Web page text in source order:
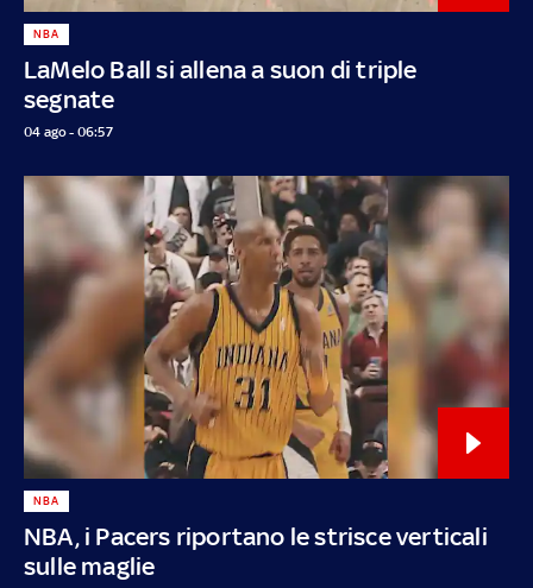
LaMelo Ball si allena a suon di triple
segnate
NBA
04 ago - 06:57
NBA, i Pacers riportano le strisce verticali
sulle maglie
NBA